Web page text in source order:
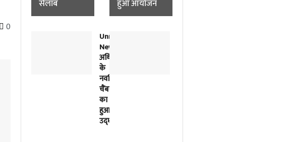
0
सैलाब हुआ आयोजन
Unnao
News:
अधिवक्ताओं
के
नवर्निमित
चैंबरों
का
हुआ
उद्घाटन